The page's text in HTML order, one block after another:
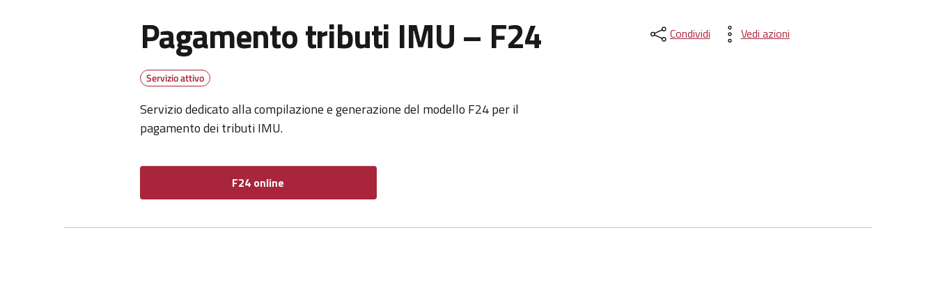
Pagamento tributi IMU – F24
Servizio attivo
Servizio dedicato alla compilazione e generazione del modello F24 per il
pagamento dei tributi IMU.
F24 online
Condividi Vedi azioni